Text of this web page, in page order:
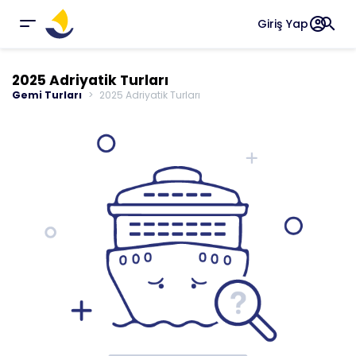
Giriş Yapaccount_circlesearch
2025 Adriyatik Turları
Gemi Turları 2025 Adriyatik Turları